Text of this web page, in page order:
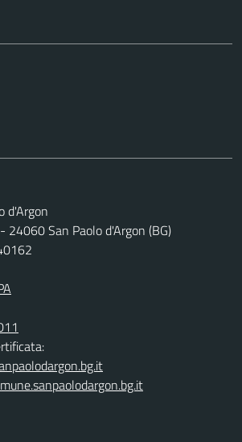
d'Argon
24060 San Paolo d'Argon (BG)